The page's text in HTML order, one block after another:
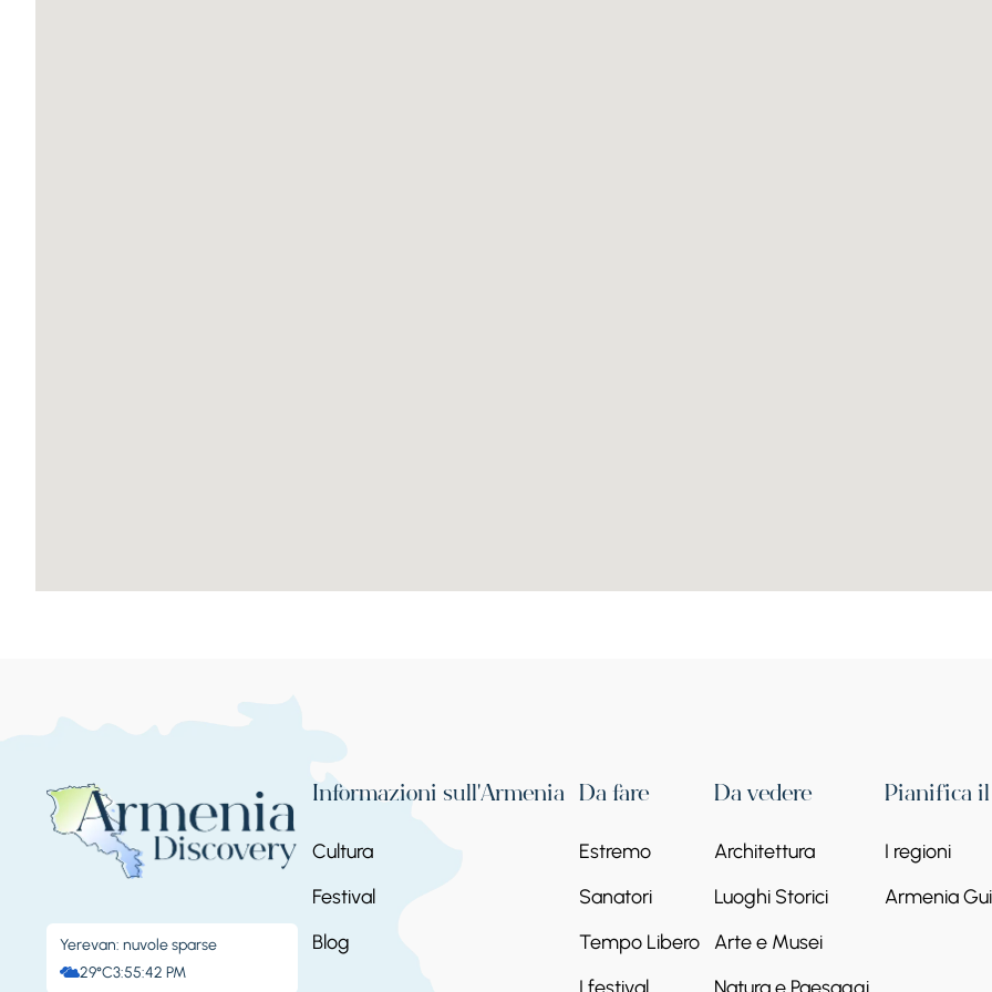
Yerevan: nuvole sparse
29°C3:55:43 PM
Informazioni sull'Armenia
Cultura
Festival
Blog
Da fare
Estremo
Sanatori
Tempo Libero
Da vedere
Architettura
Luoghi Storici
Arte e Musei
Pianifica
I regioni
Armenia